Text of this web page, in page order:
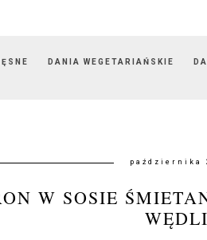
DANIA WEGETARIAŃSKIE
października
W SOSIE